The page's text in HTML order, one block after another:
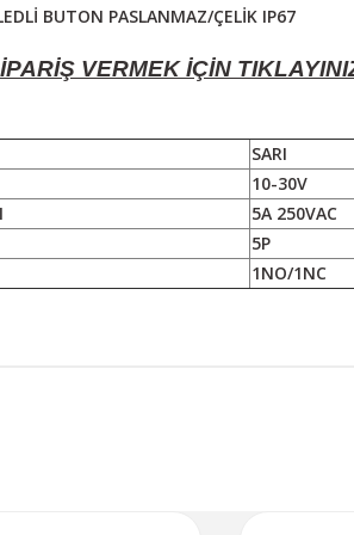
BUTON PASLANMAZ/ÇELİK IP67
VERMEK İÇİN
SARI
10-30V
5A 250VAC
5P
1NO/1NC